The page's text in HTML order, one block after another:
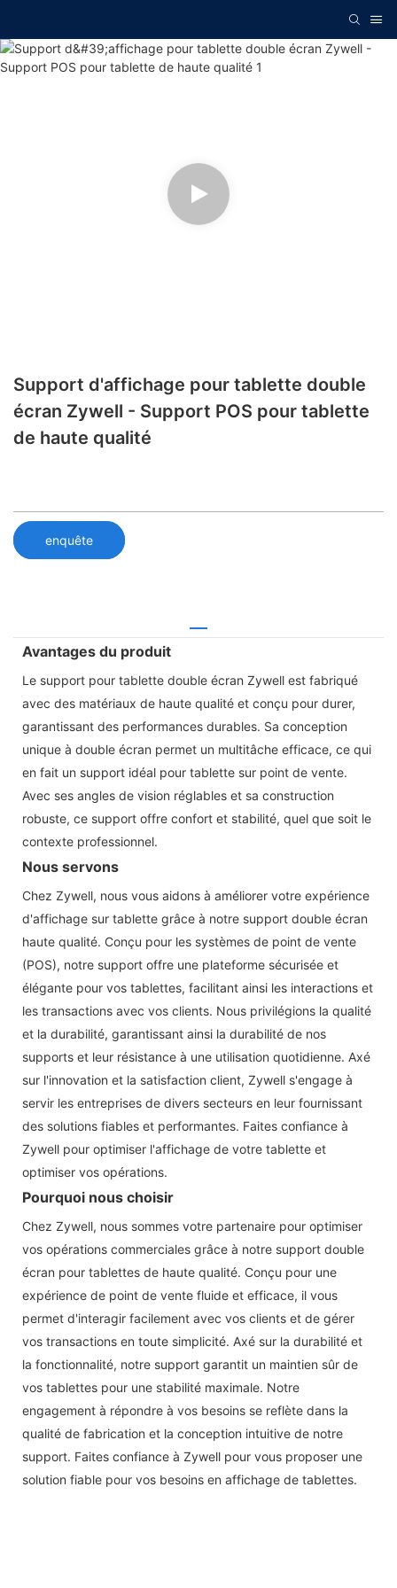
Support d'affichage pour tablette double
écran Zywell - Support POS pour tablette
de haute qualité
enquête
Avantages du produit
Le support pour tablette double écran Zywell est fabriqué
avec des matériaux de haute qualité et conçu pour durer,
garantissant des performances durables. Sa conception
unique à double écran permet un multitâche efficace, ce qui
en fait un support idéal pour tablette sur point de vente.
Avec ses angles de vision réglables et sa construction
robuste, ce support offre confort et stabilité, quel que soit le
contexte professionnel.
Nous servons
Chez Zywell, nous vous aidons à améliorer votre expérience
d'affichage sur tablette grâce à notre support double écran
haute qualité. Conçu pour les systèmes de point de vente
(POS), notre support offre une plateforme sécurisée et
élégante pour vos tablettes, facilitant ainsi les interactions et
les transactions avec vos clients. Nous privilégions la qualité
et la durabilité, garantissant ainsi la durabilité de nos
supports et leur résistance à une utilisation quotidienne. Axé
sur l'innovation et la satisfaction client, Zywell s'engage à
servir les entreprises de divers secteurs en leur fournissant
des solutions fiables et performantes. Faites confiance à
Zywell pour optimiser l'affichage de votre tablette et
optimiser vos opérations.
Pourquoi nous choisir
Chez Zywell, nous sommes votre partenaire pour optimiser
vos opérations commerciales grâce à notre support double
écran pour tablettes de haute qualité. Conçu pour une
expérience de point de vente fluide et efficace, il vous
permet d'interagir facilement avec vos clients et de gérer
vos transactions en toute simplicité. Axé sur la durabilité et
la fonctionnalité, notre support garantit un maintien sûr de
vos tablettes pour une stabilité maximale. Notre
engagement à répondre à vos besoins se reflète dans la
qualité de fabrication et la conception intuitive de notre
support. Faites confiance à Zywell pour vous proposer une
solution fiable pour vos besoins en affichage de tablettes.